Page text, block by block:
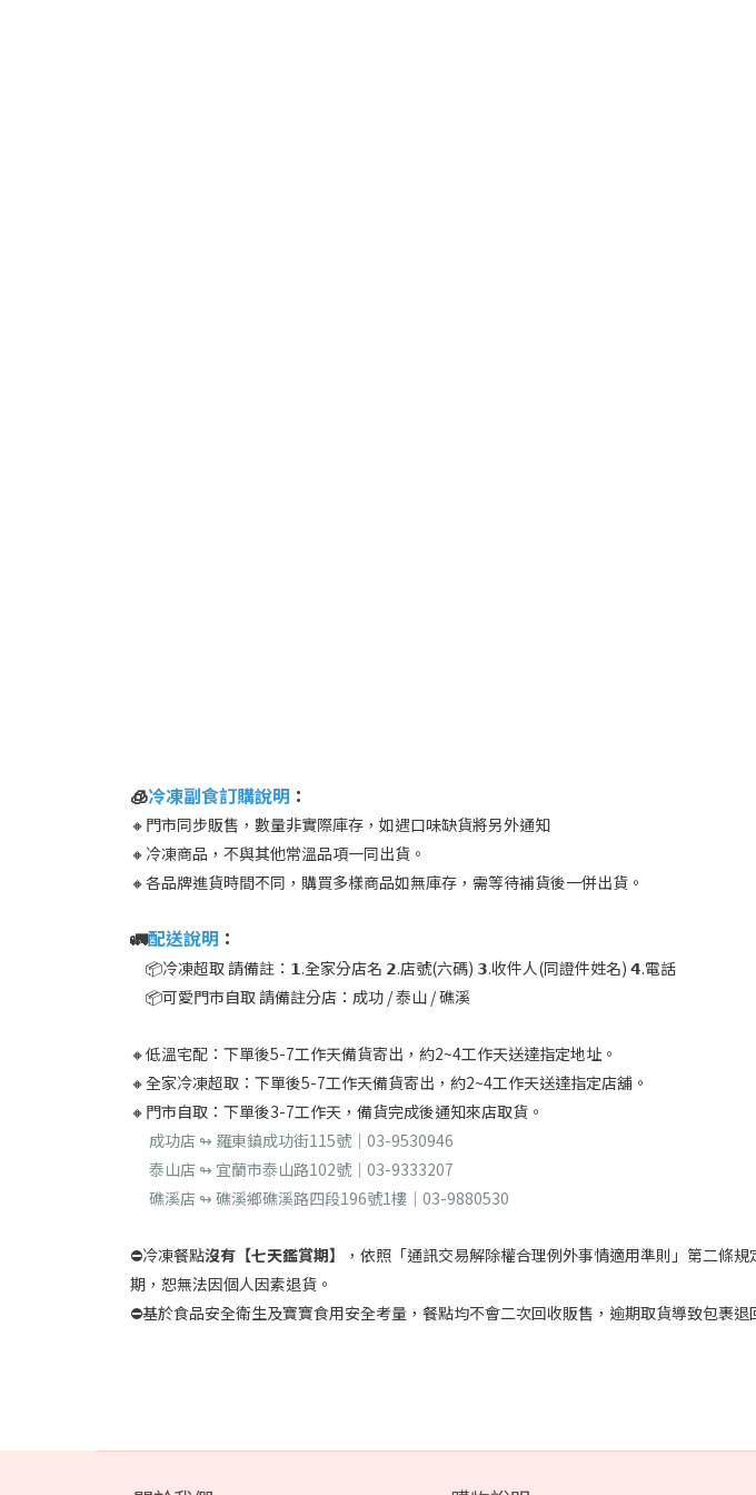
🧊冷凍副食訂購說明 ：
🔸門市同步販售，數量非實際庫存，如遇口味缺貨將另外通知
🔸冷凍商品，不與其他常溫品項一同出貨。
🔸各品牌進貨時間不同，購買多樣商品如無庫存，需等待補貨後一併出貨。
🚛配送說明 ：
📦冷凍超取 請備註：𝟭.全家分店名 𝟮.店號(六碼) 𝟯.收件人(同證件姓名) 𝟰.電話
📦可愛門市自取 請備註分店：成功 / 泰山 / 礁溪
🔸低溫宅配：下單後5-7工作天備貨寄出，約2~4工作天送達指定地址。
🔸全家冷凍超取：下單後5-7工作天備貨寄出，約2~4工作天送達指定店舖。
🔸門市自取：下單後3-7工作天，備貨完成後通知來店取貨。
成功店 ↬ 羅東鎮成功街115號｜03-9530946
泰山店 ↬ 宜蘭市泰山路102號｜03-9333207
礁溪店 ↬ 礁溪鄉礁溪路四段196號1樓｜03-9880530
⛔冷凍餐點沒有【七天鑑賞期】
，依照「通訊交易解除權合理例外事情適用準則」第二條
期，恕無法因個人因素退貨。
⛔基於食品安全衛生及寶寶食用安全考量，餐點均不會二次回收販售，逾期取貨導致包裹